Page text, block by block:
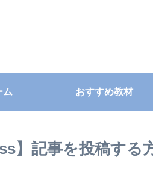
ム おすすめ教材
】記事を投稿する